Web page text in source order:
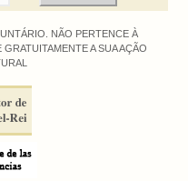
NÃO PERTENCE À
GRATUITAMENTE A SUA AÇÃO